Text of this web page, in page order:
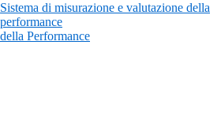
Sistema di misurazione e valutazione della
performance
Performance